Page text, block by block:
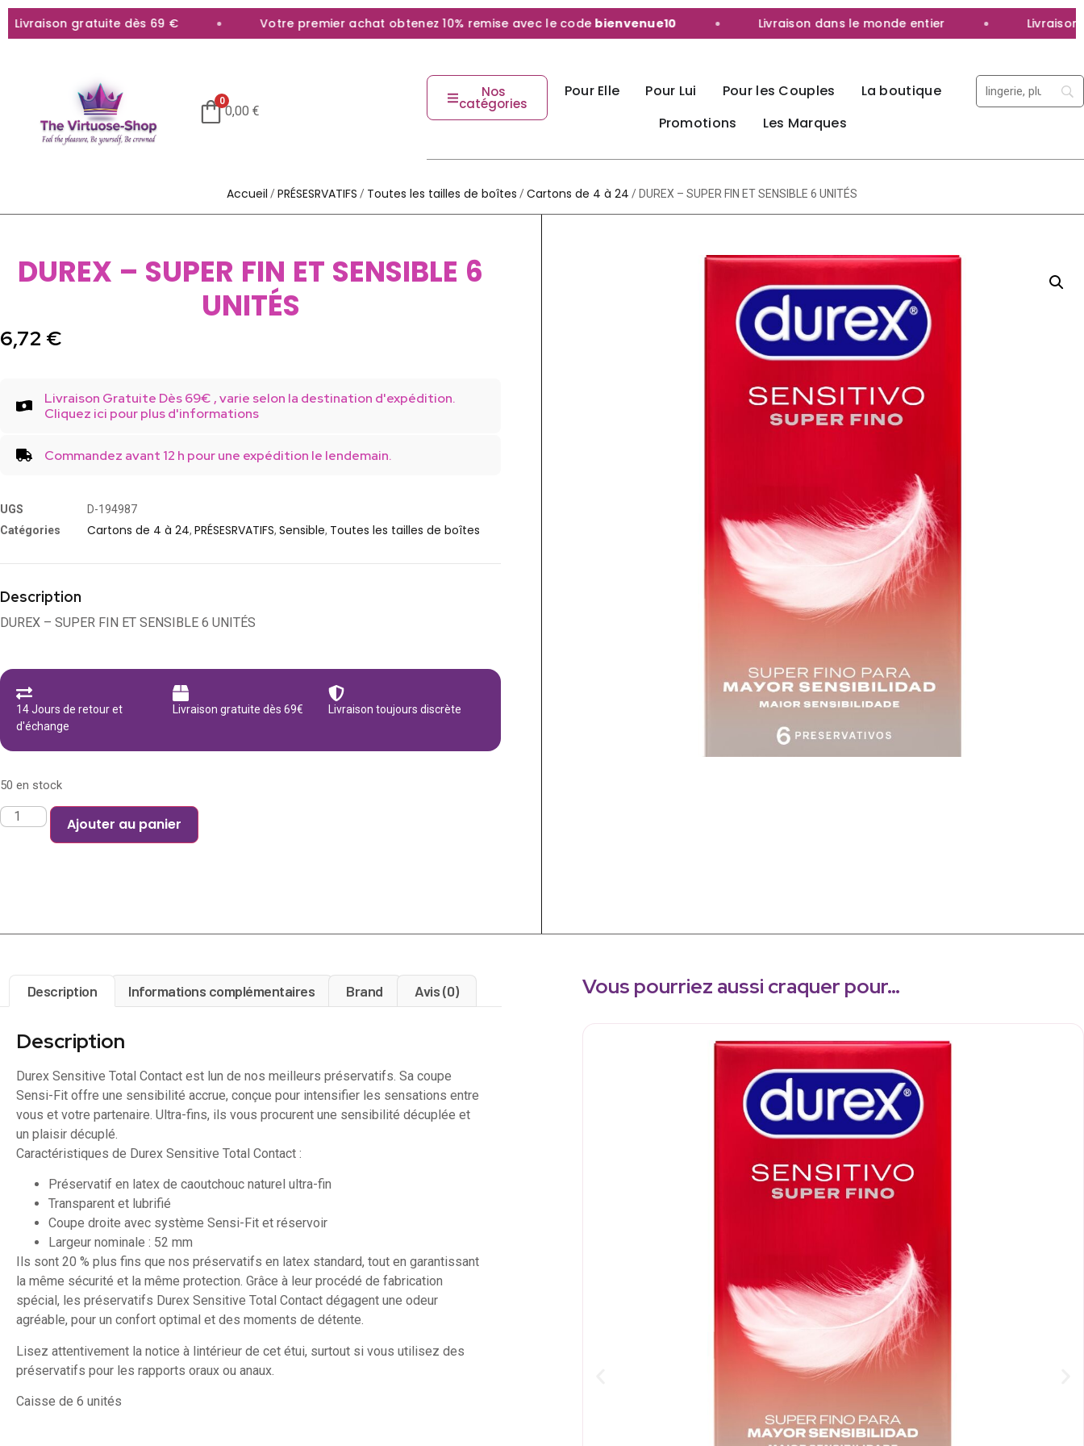
gratuite dès 69 € Votre premier achat obtenez 10% remise avec le code bienvenue10 Livraison dans le monde entier Livraison
0
0,00€
Nos
catégories
Pour Elle Pour Lui Pour les Couples
La boutique
Promotions
Les Marques
Accueil /PRÉSESRVATIFS / Toutes les tailles de boîtes /Cartons de 4 à 24 / DUREX – SUPER FIN ET SENSIBLE 6 UNITÉS
DUREX – SUPER FIN ET SENSIBLE 6
UNITÉS
6,72 €
Livraison Gratuite Dès 69€ , varie selon la destination d'expédition.
Cliquez ici pour plus d'informations
Commandez avant 12 h pour une expédition le lendemain.
UGS
D-194987
Catégories
Cartons de 4 à 24, PRÉSESRVATIFS, Sensible, Toutes les tailles de boîtes
Description
DUREX – SUPER FIN ET SENSIBLE 6 UNITÉS
14 Jours de retour et
d'échange
Livraison gratuite dès 69€ Livraison toujours discrète
50 en stock
Ajouter au panier
Description Informations complémentaires Brand Avis (0)
Description
Durex Sensitive Total Contact est lun de nos meilleurs préservatifs. Sa coupe
Sensi-Fit offre une sensibilité accrue, conçue pour intensifier les sensations entre
vous et votre partenaire. Ultra-fins, ils vous procurent une sensibilité décuplée et
un plaisir décuplé.
Caractéristiques de Durex Sensitive Total Contact :
Préservatif en latex de caoutchouc naturel ultra-fin
Transparent et lubrifié
Coupe droite avec système Sensi-Fit et réservoir
Largeur nominale : 52 mm
Ils sont 20 % plus fins que nos préservatifs en latex standard, tout en garantissant
la même sécurité et la même protection. Grâce à leur procédé de fabrication
spécial, les préservatifs Durex Sensitive Total Contact dégagent une odeur
agréable, pour un confort optimal et des moments de détente.
Lisez attentivement la notice à lintérieur de cet étui, surtout si vous utilisez des
préservatifs pour les rapports oraux ou anaux.
Caisse de 6 unités
Vous pourriez aussi craquer pour…